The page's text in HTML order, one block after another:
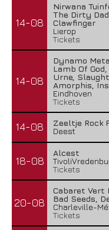
14-08
Nirwana
The Dirty
Clawfinger
Lierop
Tickets
14-08
Dynamo
Lamb Of
Urne,
Amorphis,
Eindhoven
Tickets
14-08
Zeeltje Rock
Deest
18-08
Alcest
Tickets
20-08
Cabaret Vert
Bad Seeds,
Charleville-
Tickets